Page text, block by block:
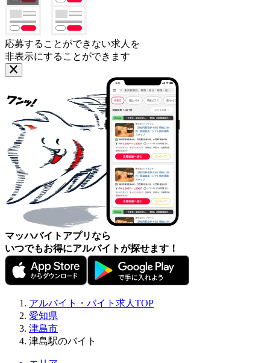
応募することができない求人を
非表示にすることができます
マッハバイトアプリなら
いつでもお得にアルバイトが探せます！
アルバイト・バイト求人TOP
愛知県
津島市
津島駅のバイト